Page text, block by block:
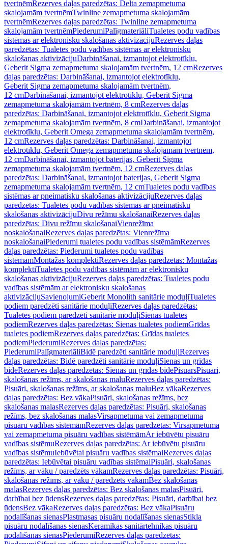
tvertnēmRezerves daļas paredzētas: Delta zemapmetuma
skalojamām tvertnēmTwinline zemapmetuma skalojamām
tvertnēmRezerves daļas paredzētas: Twinline zemapmetuma
skalojamām tvertnēmPiederumiPalīgmateriāliTualetes podu vadības
sistēmas ar elektronisku skalošanas aktivizācijuRezerves daļas
paredzētas: Tualetes podu vadības sistēmas ar elektronisku
skalošanas aktivizācijuDarbināšanai, izmantojot elektrotīklu,
Geberit Sigma zemapmetuma skalojamām tvertnēm, 12 cmRezerves
daļas paredzētas: Darbināšanai, izmantojot elektrotīklu,
Geberit Sigma zemapmetuma skalojamām tvertnēm,
12 cmDarbināšanai, izmantojot elektrotīklu, Geberit Sigma
zemapmetuma skalojamām tvertnēm, 8 cmRezerves daļas
paredzētas: Darbināšanai, izmantojot elektrotīklu, Geberit Sigma
zemapmetuma skalojamām tvertnēm, 8 cmDarbināšanai, izmantojot
elektrotīklu, Geberit Omega zemapmetuma skalojamām tvertnēm,
12 cmRezerves daļas paredzētas: Darbināšanai, izmantojot
elektrotīklu, Geberit Omega zemapmetuma skalojamām tvertnēm,
12 cmDarbināšanai, izmantojot baterijas, Geberit Sigma
zemapmetuma skalojamām tvertnēm, 12 cmRezerves daļas
paredzētas: Darbināšanai, izmantojot baterijas, Geberit Sigma
zemapmetuma skalojamām tvertnēm, 12 cmTualetes podu vadības
sistēmas ar pneimatisku skalošanas aktivizācijuRezerves daļas
paredzētas: Tualetes podu vadības sistēmas ar pneimatisku
skalošanas aktivizācijuDivu režīmu skalošanaiRezerves daļas
paredzētas: Divu režīmu skalošanaiVienrežīma
noskalošanaiRezerves daļas paredzētas: Vienrežīma
noskalošanaiPiederumi tualetes podu vadības sistēmāmRezerves
daļas paredzētas: Piederumi tualetes podu vadības
sistēmāmMontāžas komplektiRezerves daļas paredzētas: Montāžas
komplektiTualetes podu vadības sistēmām ar elektronisku
skalošanas aktivizācijuRezerves daļas paredzētas: Tualetes podu
vadības sistēmām ar elektronisku skalošanas
aktivizācijuSavienojumiGeberit Monolith sanitārie moduļiTualetes
podiem paredzēti sanitārie moduļiRezerves daļas paredzētas:
Tualetes podiem paredzēti sanitārie moduļiSienas tualetes
podiemRezerves daļas paredzētas: Sienas tualetes podiemGrīdas
tualetes podiemRezerves daļas paredzētas: Grīdas tualetes
podiemPiederumiRezerves daļas paredzētas:
PiederumiPalīgmateriāliBidē paredzēti sanitārie moduļiRezerves
daļas paredzētas: Bidē paredzēti sanitārie moduļiSienas un grīdas
bidēRezerves daļas paredzētas: Sienas un grīdas bidēPisuārsPisuāri,
skalošanas režīms, ar skalošanas maluRezerves daļas paredzētas:
Pisuāri, skalošanas režīms, ar skalošanas maluBez vākaRezerves
daļas paredzētas: Bez vākaPisuāri, skalošanas režīms, bez
skalošanas malasRezerves daļas paredzētas: Pisuāri, skalošanas
režīms, bez skalošanas malasVirsapmetuma vai zemapmetuma
pisuāru vadības sistēmāmRezerves daļas paredzētas: Virsapmetuma
vai zemapmetuma pisuāru vadības sistēmāmAr iebūvētu pisuāru
vadības sistēmuRezerves daļas paredzētas: Ar iebūvētu pisuāru
vadības sistēmuIebūvētai pisuāru vadības sistēmaiRezerves daļas
paredzētas: Iebūvētai pisuāru vadības sistēmaiPisuāri, skalošanas
režīms, ar vāku / paredzēts vākamRezerves daļas paredzētas: Pisuāri,
skalošanas režīms, ar vāku / paredzēts vākamBez skalošanas
malasRezerves daļas paredzētas: Bez skalošanas malasPisuāri,
darbībai bez ūdensRezerves daļas paredzētas: Pisuāri, darbībai bez
ūdensBez vākaRezerves daļas paredzētas: Bez vākaPisuāru
nodalīšanas sienasPlastmasas pisuāru nodalīšanas sienasStikla
pisuāru nodalīšanas sienasKeramikas sanitārtehnikas pisuāru
nodalīšanas sienasPiederumiRezerves daļas paredzētas: